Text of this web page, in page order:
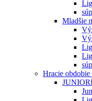
Mladšie
Hracie